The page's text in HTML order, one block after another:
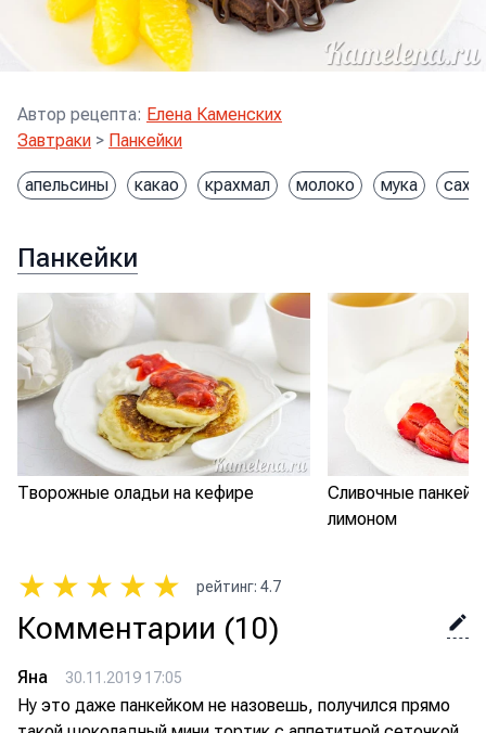
Автор рецепта: Елена Каменских
Завтраки > Панкейки
апельсины какао крахмал молоко мука
Панкейки
Творожные оладьи на кефире
Сливочные
лимоном
★ ★ ★ ★ ★ рейтинг: 4.7
Комментарии (10)
Яна 30.11.2019 17:05
Ну это даже панкейком не назовешь, получился прямо